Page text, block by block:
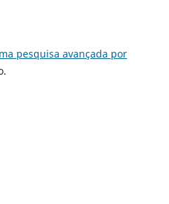
pesquisa avançada por